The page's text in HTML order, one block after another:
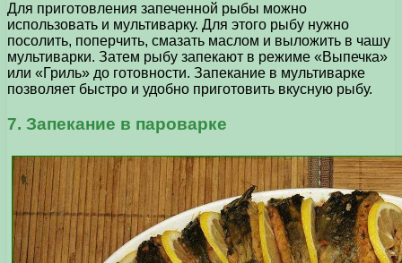
Для приготовления запеченной рыбы можно
использовать и мультиварку. Для этого рыбу нужно
посолить, поперчить, смазать маслом и выложить в чашу
мультиварки. Затем рыбу запекают в режиме «Выпечка»
или «Гриль» до готовности. Запекание в мультиварке
позволяет быстро и удобно приготовить вкусную рыбу.
7. Запекание в пароварке